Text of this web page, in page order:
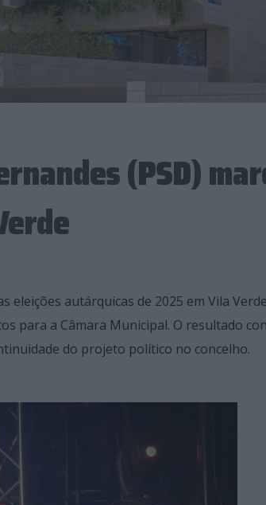
(PSD)
eleições autárquicas de 2025 em Vila
para a Câmara Municipal. O resultado
do projeto político no concelho.